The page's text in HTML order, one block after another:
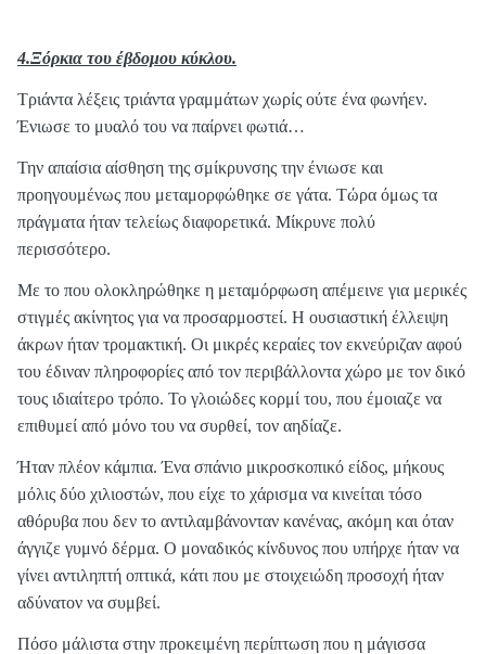
4.Ξόρκια του έβδομου κύκλου.
Τριάντα λέξεις τριάντα γραμμάτων χωρίς ούτε ένα φωνήεν.
Ένιωσε το μυαλό του να παίρνει φωτιά…
Την απαίσια αίσθηση της σμίκρυνσης την ένιωσε και
προηγουμένως που μεταμορφώθηκε σε γάτα. Τώρα όμως τα
πράγματα ήταν τελείως διαφορετικά. Μίκρυνε πολύ
περισσότερο.
Με το που ολοκληρώθηκε η μεταμόρφωση απέμεινε για μερικές
στιγμές ακίνητος για να προσαρμοστεί. Η ουσιαστική έλλειψη
άκρων ήταν τρομακτική. Οι μικρές κεραίες τον εκνεύριζαν αφού
του έδιναν πληροφορίες από τον περιβάλλοντα χώρο με τον δικό
τους ιδιαίτερο τρόπο. Το γλοιώδες κορμί του, που έμοιαζε να
επιθυμεί από μόνο του να συρθεί, τον αηδίαζε.
Ήταν πλέον κάμπια. Ένα σπάνιο μικροσκοπικό είδος, μήκους
μόλις δύο χιλιοστών, που είχε το χάρισμα να κινείται τόσο
αθόρυβα που δεν το αντιλαμβάνονταν κανένας, ακόμη και όταν
άγγιζε γυμνό δέρμα. Ο μοναδικός κίνδυνος που υπήρχε ήταν να
γίνει αντιληπτή οπτικά, κάτι που με στοιχειώδη προσοχή ήταν
αδύνατον να συμβεί.
Πόσο μάλιστα στην προκειμένη περίπτωση που η μάγισσα